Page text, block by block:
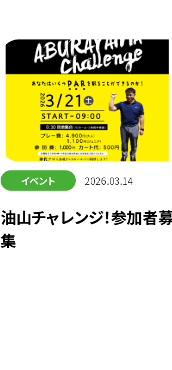
イベント 2026.03.14
油山チャレンジ！参加者
集